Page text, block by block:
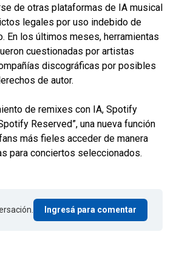
de otras plataformas de IA musical
legales por uso indebido de
En los últimos meses, herramientas
cuestionadas por artistas
discográficas por posibles
de autor.
de remixes con IA, Spotify
Reserved”, una nueva función
más fieles acceder de manera
para conciertos seleccionados.
Ingresá para comentar